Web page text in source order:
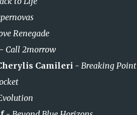
Renegade
Call 2morrow
Camileri - Breaking Point